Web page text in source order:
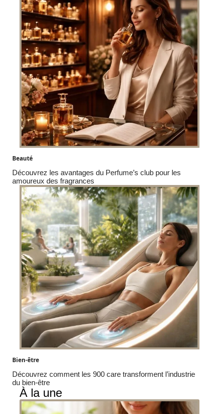
Beauté
Découvrez les avantages du Perfume’s club pour les
amoureux des fragrances
Bien-être
Découvrez comment les 900 care transforment l’industrie
du bien-être
À la une